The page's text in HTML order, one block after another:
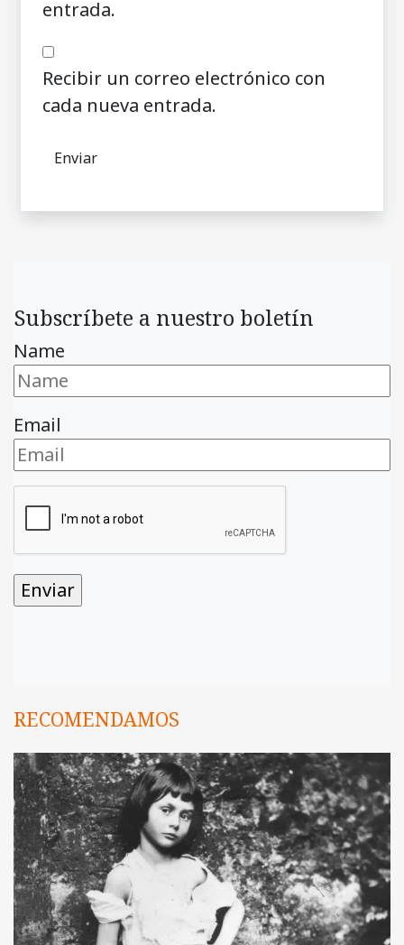
entrada.
Recibir un correo electrónico con
cada nueva entrada.
Subscríbete a nuestro boletín
Name
Email
RECOMENDAMOS